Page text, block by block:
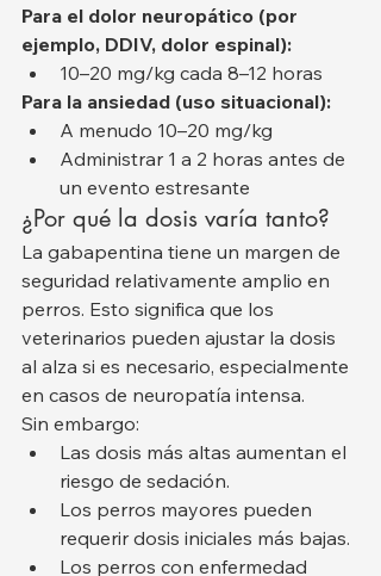
Para el dolor neuropático (por
ejemplo, DDIV, dolor espinal):
10–20 mg/kg cada 8–12 horas
Para la ansiedad (uso situacional):
A menudo 10–20 mg/kg
Administrar 1 a 2 horas antes de
un evento estresante
¿Por qué la dosis varía tanto?
La gabapentina tiene un margen de
seguridad relativamente amplio en
perros. Esto significa que los
veterinarios pueden ajustar la dosis
al alza si es necesario, especialmente
en casos de neuropatía intensa.
Sin embargo:
Las dosis más altas aumentan el
riesgo de sedación.
Los perros mayores pueden
requerir dosis iniciales más bajas.
Los perros con enfermedad